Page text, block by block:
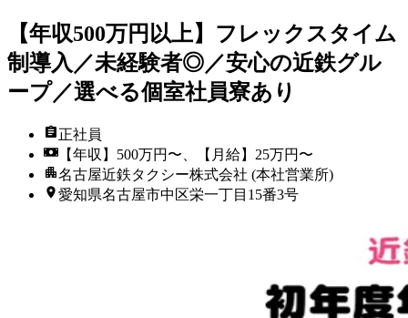
【年収500万円以上】フレックスタイム
制導入／未経験者◎／安心の近鉄グル
ープ／選べる個室社員寮あり
正社員
【年収】500万円〜、【月給】25万円〜
名古屋近鉄タクシー株式会社 (本社営業所)
愛知県名古屋市中区栄一丁目15番3号